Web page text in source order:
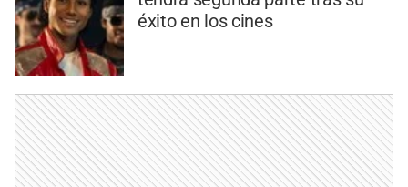
éxito en los cines